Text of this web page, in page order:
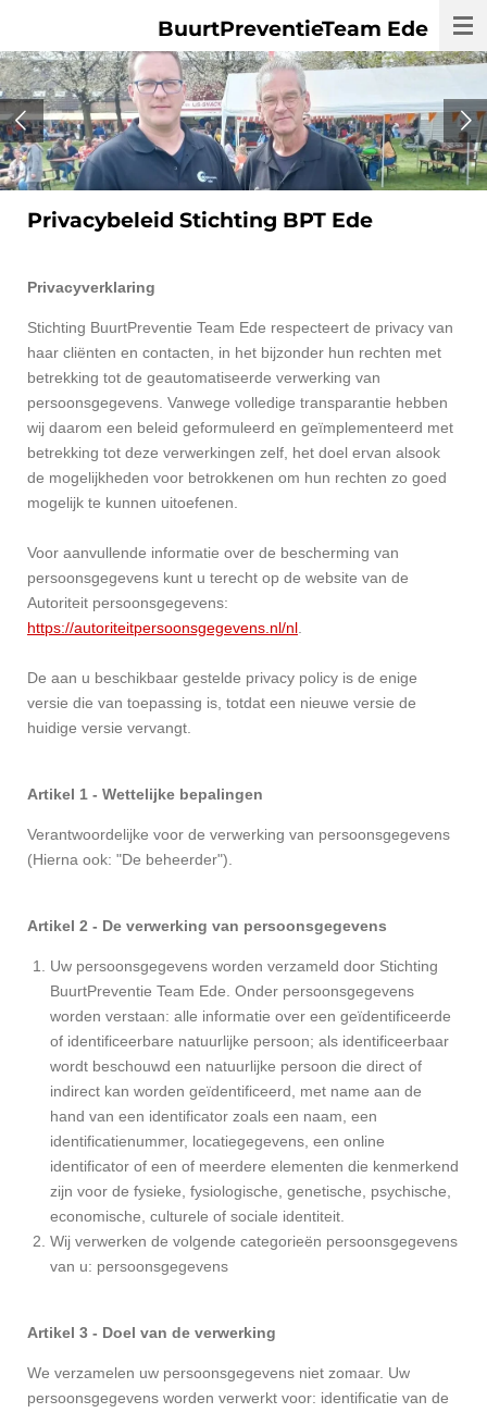
naar
de
hoofdinhoud
BuurtPreventieTeam Ede
Privacybeleid Stichting BPT Ede
Privacyverklaring
Stichting BuurtPreventie Team Ede respecteert de privacy van
haar cliënten en contacten, in het bijzonder hun rechten met
betrekking tot de geautomatiseerde verwerking van
persoonsgegevens. Vanwege volledige transparantie hebben
wij daarom een beleid geformuleerd en geïmplementeerd met
betrekking tot deze verwerkingen zelf, het doel ervan alsook
de mogelijkheden voor betrokkenen om hun rechten zo goed
mogelijk te kunnen uitoefenen.
Voor aanvullende informatie over de bescherming van
persoonsgegevens kunt u terecht op de website van de
Autoriteit persoonsgegevens:
https://autoriteitpersoonsgegevens.nl/nl
De aan u beschikbaar gestelde privacy policy is de enige
versie die van toepassing is, totdat een nieuwe versie de
huidige versie vervangt.
Artikel 1 - Wettelijke bepalingen
Verantwoordelijke voor de verwerking van persoonsgegevens
(Hierna ook: "De beheerder").
Artikel 2 - De verwerking van persoonsgegevens
Uw persoonsgegevens worden verzameld door Stichting
BuurtPreventie Team Ede. Onder persoonsgegevens
worden verstaan: alle informatie over een geïdentificeerde
of identificeerbare natuurlijke persoon; als identificeerbaar
wordt beschouwd een natuurlijke persoon die direct of
indirect kan worden geïdentificeerd, met name aan de
hand van een identificator zoals een naam, een
identificatienummer, locatiegegevens, een online
identificator of een of meerdere elementen die kenmerkend
zijn voor de fysieke, fysiologische, genetische, psychische,
economische, culturele of sociale identiteit.
Wij verwerken de volgende categorieën persoonsgegevens
van u: persoonsgegevens
Artikel 3 - Doel van de verwerking
We verzamelen uw persoonsgegevens niet zomaar. Uw
persoonsgegevens worden verwerkt voor: identificatie van de